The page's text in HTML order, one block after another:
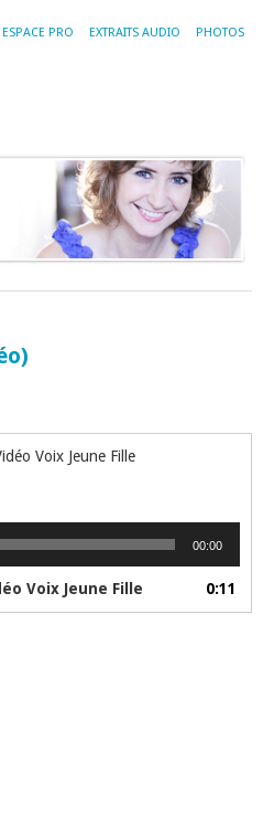
ESPACE PRO EXTRAITS AUDIO PHOTOS
Voix Jeune Fille
00:00
Voix Jeune Fille 0:11